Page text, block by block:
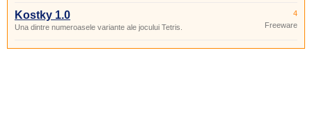
Kostky 1.0
Una dintre numeroasele variante ale jocului Tetris.
4
Freeware